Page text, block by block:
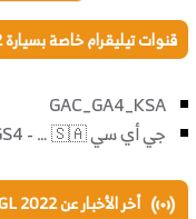
قنوات تيليقرام خاصة بسيارة GA4 GL 2022
GAC_GA4_KSA
أخر الأخبار عن GA4 GL 2022